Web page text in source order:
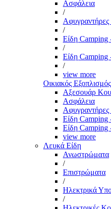
Ασφάλεια
/
Αφυγραντήρες
/
Είδη
/
Είδη Camping
/
view more
Οικιακός Εξοπλισμός
Αξεσουάρ
Ασφάλεια
Αφυγραντήρες
Είδη
Είδη Camping
view more
Λευκά Είδη
Ανωστρώματα
/
Επιστρώματα
/
Ηλεκτρικά
/